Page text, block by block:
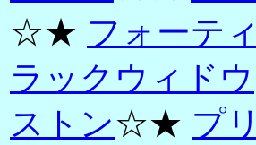
☆★ フォーテ
ラックウィドウ
ストン☆★ プ